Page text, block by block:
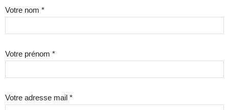
Votre nom *
Votre prénom *
Votre adresse mail *